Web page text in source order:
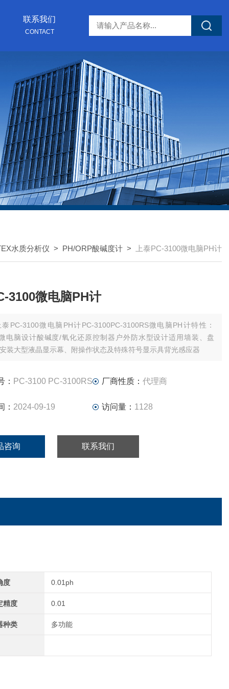
联系我们
CONTACT
水质分析仪 > PH/ORP酸碱度计 > 上泰PC-3100微电脑PH计
3100微电脑PH计
泰PC-3100微电脑PH计PC-3100PC-3100RS微电脑PH计特性：
电脑设计酸碱度/氧化还原控制器户外防水型设计适用墙装、盘
装大型液晶显示幕、附操作状态及特殊符号显示具背光感应器
： PC-3100 PC-3100RS 厂商性质： 代理商
： 2024-09-19 访问量： 1128
咨询 联系我们
度 0.01ph
精度 0.01
种类 多功能